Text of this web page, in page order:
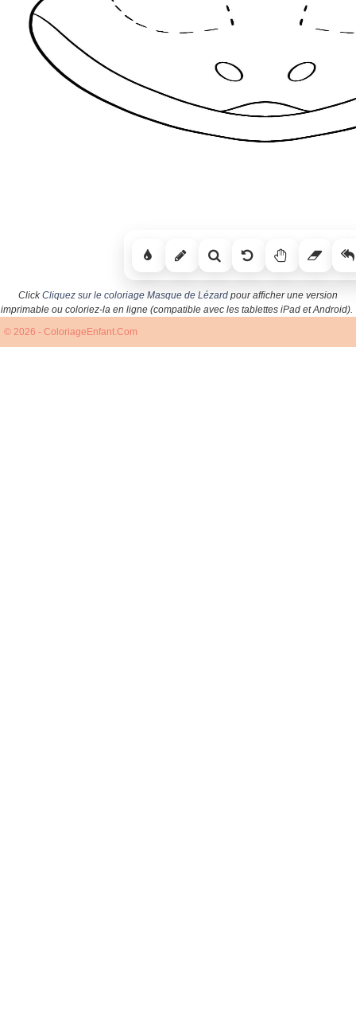
ClickCliquez sur le coloriage Masque de Lézard pour afficher une version
imprimable ou coloriez-la en ligne (compatible avec les tablettes iPad et Android).
© 2026 - ColoriageEnfant.Com